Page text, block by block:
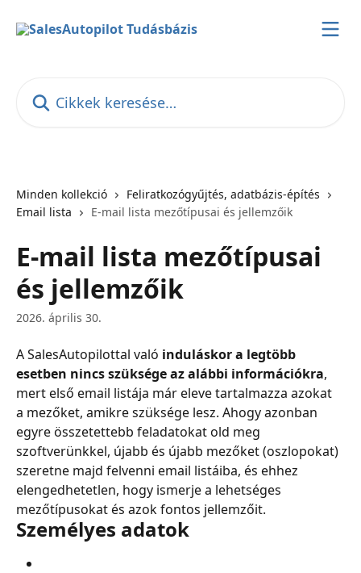
Minden kollekció
Feliratkozógyűjtés, adatbázis-építés
Email lista
E-mail lista mezőtípusai és jellemzőik
E-mail lista mezőtípusai
és jellemzőik
2026. április 30.
A SalesAutopilottal való induláskor a legtöbb
esetben nincs szüksége az alábbi információkra,
mert első email listája már eleve tartalmazza azokat
a mezőket, amikre szüksége lesz. Ahogy azonban
egyre összetettebb feladatokat old meg
szoftverünkkel, újabb és újabb mezőket (oszlopokat)
szeretne majd felvenni email listáiba, és ehhez
elengedhetetlen, hogy ismerje a lehetséges
mezőtípusokat és azok fontos jellemzőit.
Személyes adatok